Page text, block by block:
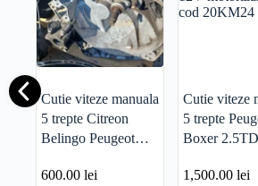
Cutie viteze manuala
5 trepte Citreon
Belingo Peugeot
20DP33
600.00lei
Cutie viteze
5 trepte
Boxer
20KM24
1,500.00lei